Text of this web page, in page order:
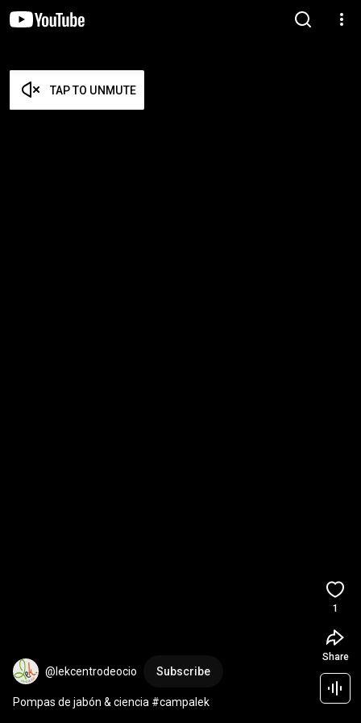
TAP TO UNMUTE
@lekcentrodeocio Subscribe
Pompas de jabón & ciencia #campalek
1
Share